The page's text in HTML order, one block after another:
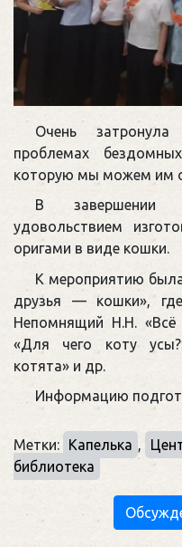
Очень
проблемах
которую мы можем им
В завершении
удовольствием
оригами в виде кошки.
К мероприятию
друзья — кошки»,
Непомнящий Н.Н. «Всё
«Для чего коту
котята» и др.
Информацию
Метки: Капелька ,
библиотека